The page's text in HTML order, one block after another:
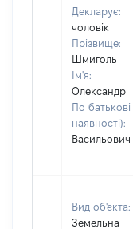
Декларує:
чоловік
Прізвище:
Шмиголь
Ім'я:
Олександр
По батькові
наявності):
Васильович
Вид об'єкта:
Земельна